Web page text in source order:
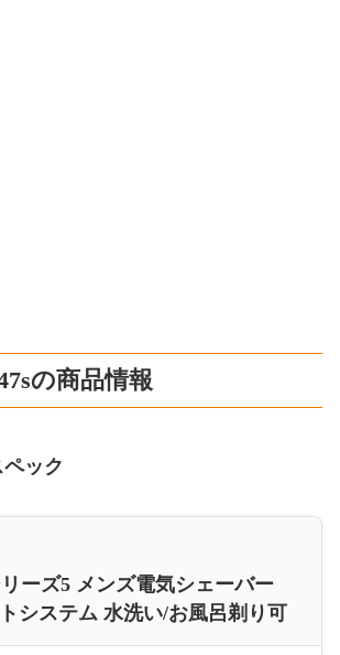
の商品情報
ペック
ーズ5 メンズ電気シェーバー
システム 水洗い/お風呂剃り可